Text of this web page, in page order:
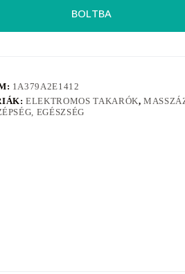
BOLTBA
1A379A2E1412
ELEKTROMOS TAKARÓK,
EGÉSZSÉG